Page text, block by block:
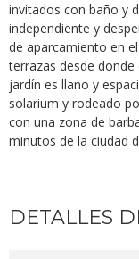
invitados con baño y
independiente y
de aparcamiento en
terrazas desde donde
jardín es llano y
solarium y rodeado
con una zona de
minutos de la ciudad
DETALLES